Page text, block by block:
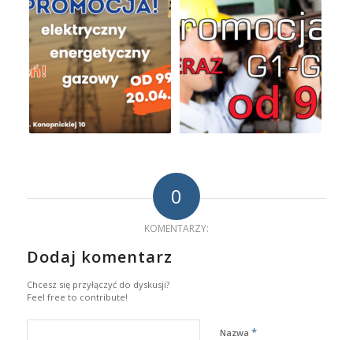
0
KOMENTARZY:
Dodaj komentarz
Chcesz się przyłączyć do dyskusji?
Feel free to contribute!
Nazwa *